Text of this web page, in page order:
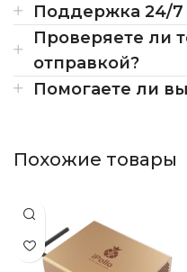
Поддержка 24/7
Проверяете ли
отправкой?
Помогаете ли
Похожие товары